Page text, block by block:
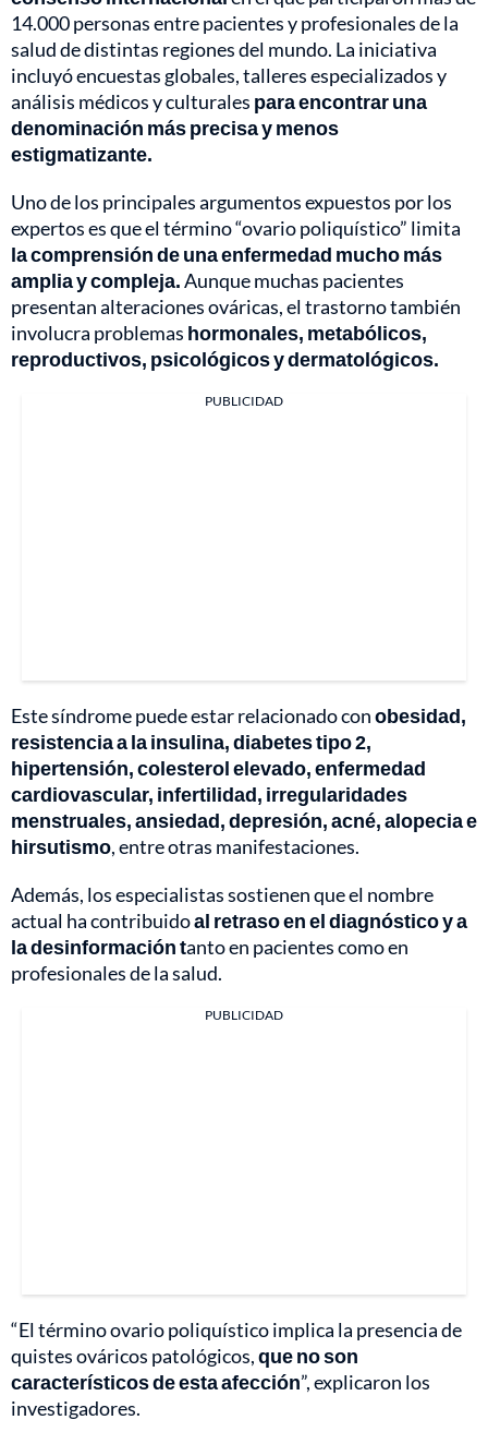
14.000 personas entre pacientes y profesionales de la
salud de distintas regiones del mundo. La iniciativa
incluyó encuestas globales, talleres especializados y
análisis médicos y culturales para encontrar una
denominación más precisa y menos
estigmatizante.
Uno de los principales argumentos expuestos por los
expertos es que el término “ovario poliquístico” limita
la comprensión de una enfermedad mucho más
amplia y compleja.Aunque muchas pacientes
presentan alteraciones ováricas, el trastorno también
involucra problemas hormonales, metabólicos,
reproductivos, psicológicos y dermatológicos.
PUBLICIDAD
Este síndrome puede estar relacionado conobesidad,
resistencia a la insulina, diabetes tipo 2,
hipertensión, colesterol elevado, enfermedad
cardiovascular, infertilidad, irregularidades
menstruales, ansiedad, depresión, acné, alopecia e
hirsutismo, entre otras manifestaciones.
Además, los especialistas sostienen que el nombre
actual ha contribuidoal retraso en el diagnóstico y a
la desinformación tanto en pacientes como en
profesionales de la salud.
PUBLICIDAD
“El término ovario poliquístico implica la presencia de
quistes ováricos patológicos,que no son
característicos de esta afección”, explicaron los
investigadores.